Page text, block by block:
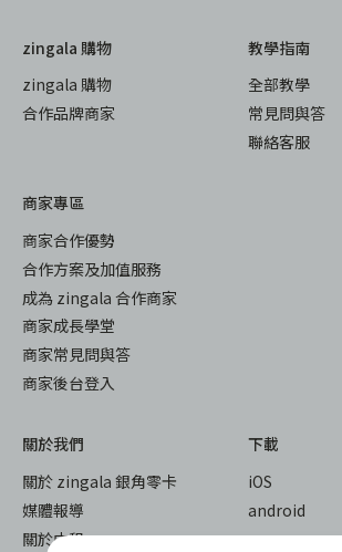
zingala 購物
zingala 購物
合作品牌商家
教學指南
全部教學
常見問與答
聯絡客服
商家專區
商家合作優勢
合作方案及加值服務
成為 zingala 合作商家
商家成長學堂
商家常見問與答
商家後台登入
關於我們
關於 zingala 銀角零卡
媒體報導
關於中租
下載
iOS
android